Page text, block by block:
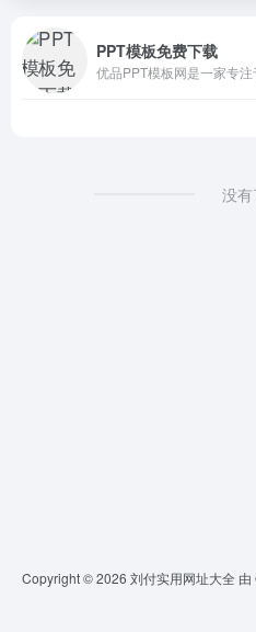
PPT模板免费下载
没有
Copyright © 2026 刘付实用网址大全 由